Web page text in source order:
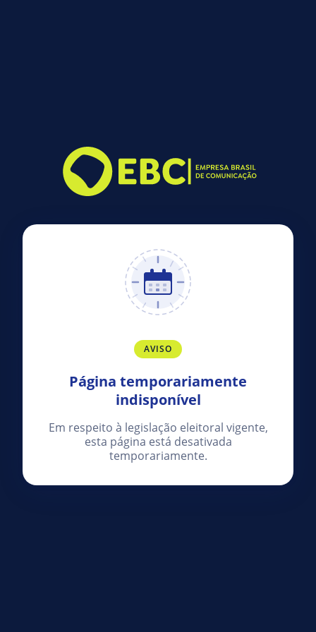
AVISO
Página temporariamente
indisponível
Em respeito à legislação eleitoral vigente,
esta página está desativada
temporariamente.